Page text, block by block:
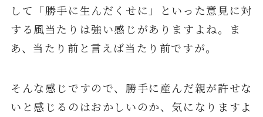
して「勝手に生んだくせに」といった意見に対
する風当たりは強い感じがありますよね。ま
あ、当たり前と言えば当たり前ですが。
そんな感じですので、勝手に産んだ親が許せな
いと感じるのはおかしいのか、気になりますよ